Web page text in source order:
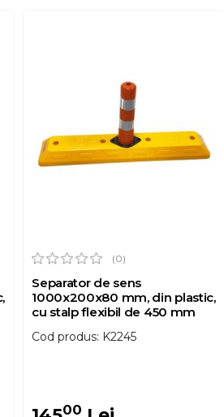
(0)
Separator de sens
1000x200x80 mm, din plastic,
cu stalp flexibil de 450 mm
Cod produs: K2245
00